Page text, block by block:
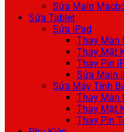
Sửa Main
Sửa Tablet
Sửa iPad
Thay Màn
Thay Mặt
Thay Pin
Sửa Main
Sửa Máy Tính
Thay Màn
Thay Mặt
Thay Pin